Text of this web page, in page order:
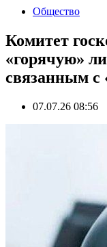
Общество
Комитет
«горячую»
связанным с
07.07.26 08:56